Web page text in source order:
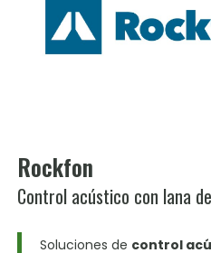
Rockfon
Control acústico con lana
Soluciones de control